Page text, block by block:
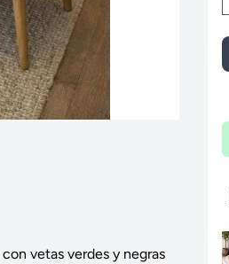
con vetas verdes y negras